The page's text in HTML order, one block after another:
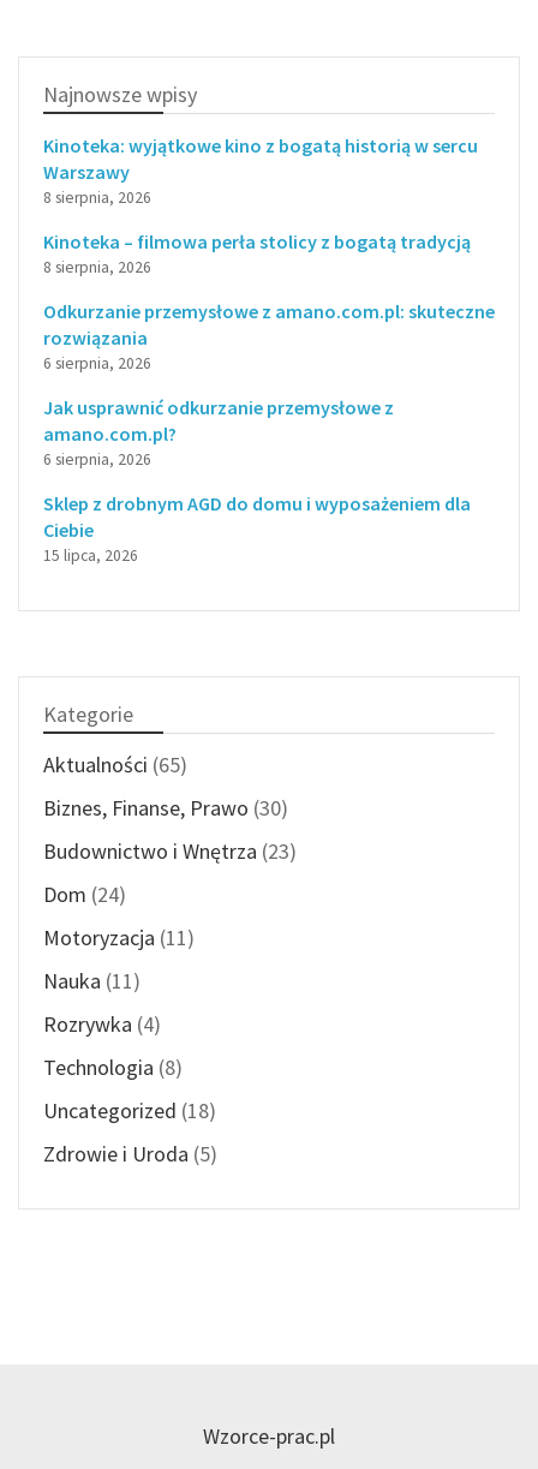
Najnowsze wpisy
Kinoteka: wyjątkowe kino z bogatą historią w sercu
Warszawy
8 sierpnia, 2026
Kinoteka – filmowa perła stolicy z bogatą tradycją
8 sierpnia, 2026
Odkurzanie przemysłowe z amano.com.pl: skuteczne
rozwiązania
6 sierpnia, 2026
Jak usprawnić odkurzanie przemysłowe z
amano.com.pl?
6 sierpnia, 2026
Sklep z drobnym AGD do domu i wyposażeniem dla
Ciebie
15 lipca, 2026
Kategorie
Aktualności (65)
Biznes, Finanse, Prawo (30)
Budownictwo i Wnętrza (23)
Dom (24)
Motoryzacja (11)
Nauka (11)
Rozrywka (4)
Technologia (8)
Uncategorized (18)
Zdrowie i Uroda (5)
Wzorce-prac.pl